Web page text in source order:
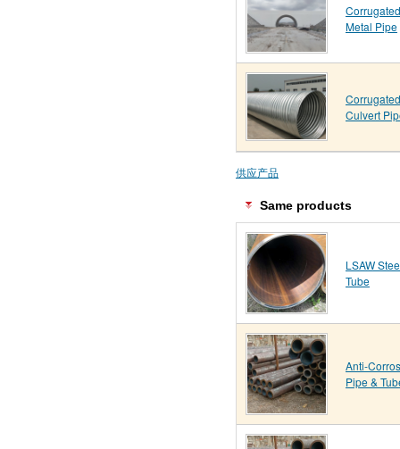
Corrugated
Metal Pipe
Corrugated
Culvert
供应产品
Same products
LSAW
Tube
Anti-
Pipe &